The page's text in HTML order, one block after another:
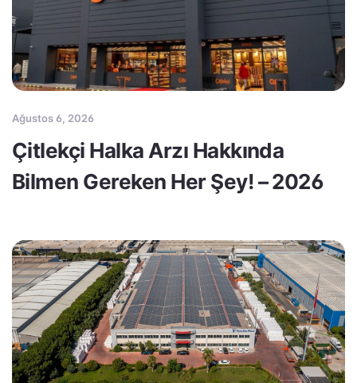
Ağustos 6, 2026
Çitlekçi Halka Arzı Hakkında
Bilmen Gereken Her Şey! – 2026